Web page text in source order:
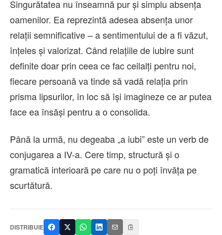
Singurătatea nu înseamnă pur și simplu absența
oamenilor. Ea reprezintă adesea absența unor
relații semnificative – a sentimentului de a fi văzut,
înțeles și valorizat. Când relațiile de iubire sunt
definite doar prin ceea ce fac ceilalți pentru noi,
fiecare persoană va tinde să vadă relația prin
prisma lipsurilor, în loc să își imagineze ce ar putea
face ea însăși pentru a o consolida.
Până la urmă, nu degeaba „a iubi” este un verb de
conjugarea a IV-a. Cere timp, structură și o
gramatică interioară pe care nu o poți învăța pe
scurtătură.
DISTRIBUIE